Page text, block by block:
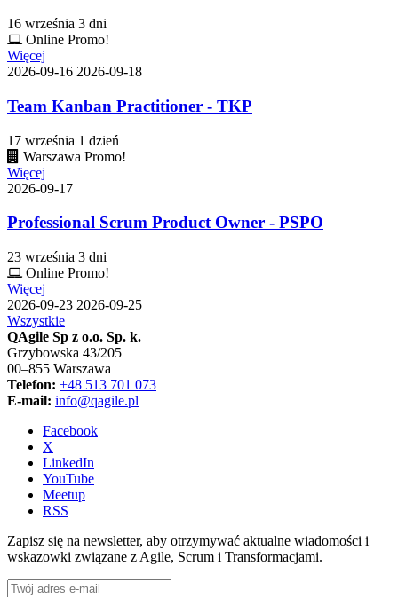
16 września 3 dni
Online Promo!
Więcej
2026-09-16 2026-09-18
Team Kanban Practitioner - TKP
17 września 1 dzień
Warszawa Promo!
Więcej
2026-09-17
Professional Scrum Product Owner - PSPO
23 września 3 dni
Online Promo!
Więcej
2026-09-23 2026-09-25
Wszystkie
QAgile Sp z o.o. Sp. k.
Grzybowska 43/205
00–855 Warszawa
Telefon: +48 513 701 073
E-mail: info@qagile.pl
Facebook
X
LinkedIn
YouTube
Meetup
RSS
Zapisz się na newsletter, aby otrzymywać aktualne wiadomości i
wskazowki związane z Agile, Scrum i Transformacjami.